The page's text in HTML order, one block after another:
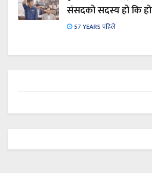
संसदको सदस्य हो कि
57 YEARS पहिले